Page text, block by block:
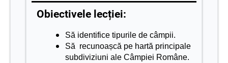
Obiectivele lecției:
Să identifice tipurile de câmpii.
Să recunoașcă pe hartă principale
subdiviziuni ale Câmpiei Române.